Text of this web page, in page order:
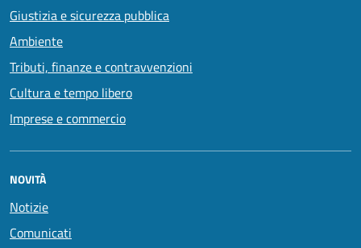
Giustizia e sicurezza pubblica
Ambiente
Tributi, finanze e contravvenzioni
Cultura e tempo libero
Imprese e commercio
NOVITÀ
Notizie
Comunicati